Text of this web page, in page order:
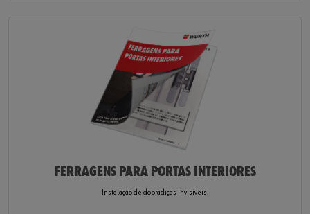
FERRAGENS PARA PORTAS INTERIORES
Instalação de dobradiças invisíveis.